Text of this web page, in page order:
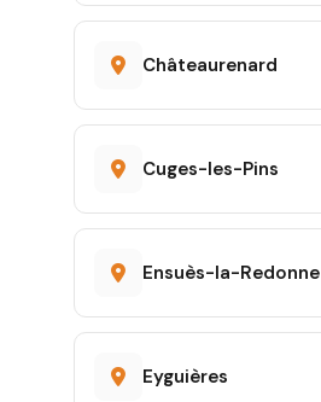
Châteaurenard
Cuges-les-Pins
Ensuès-la-Redonne
Eyguières